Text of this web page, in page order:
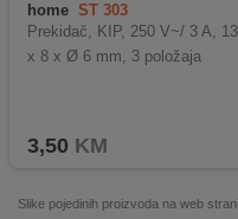
home ST 303
Prekidač, KIP, 250 V~/ 3 A, 13
x 8 x Ø 6 mm, 3 položaja
3,50 KM
Slike pojedinih proizvoda na web